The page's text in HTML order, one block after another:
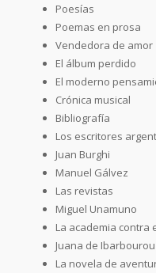
Poesías
Poemas en prosa
Vendedora de amor
El álbum perdido
El moderno
Crónica musical
Bibliografía
Los escritores
Juan Burghi
Manuel Gálvez
Las revistas
Miguel Unamuno
La academia contra
Juana de Ibarbourou
La novela de